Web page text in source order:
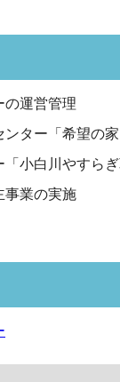
の運営管理
ンター「希望の
「小白川やすら
事業の実施